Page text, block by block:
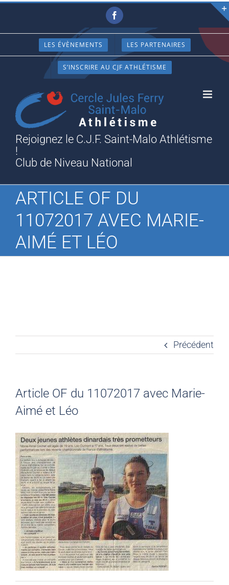
Passer
contenu
Facebook
LES ÉVÈNEMENTS LES PARTENAIRES
S’INSCRIRE AU CJF ATHLÉTISME
Rejoignez le C.J.F. Saint-Malo Athlétisme
!
Club de Niveau National
ARTICLE OF DU
11072017 AVEC MARIE-
AIMÉ ET LÉO
Précédent
Article OF du 11072017 avec Marie-
Aimé et Léo